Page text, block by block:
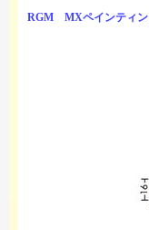
RGM MXペインティン